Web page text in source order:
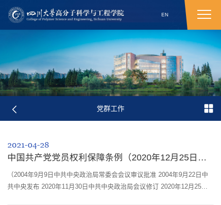
EN
党群工作
2021-04-28
中国共产党党员权利保障条例（2020年12月25日发布）
（2004年9月9日中共中央政治局常委会会议审议批准 2004年9月22日中
共中央发布 2020年11月30日中共中央政治局会议修订 2020年12月25日